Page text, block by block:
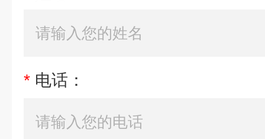
* 电话：